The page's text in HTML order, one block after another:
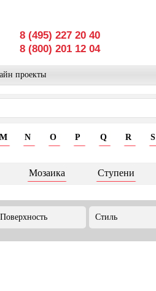
8 (495) 227 20 40
8 (800) 201 12 04
проекты
M N O P Q R S
Мозаика Ступени
Поверхность Стиль